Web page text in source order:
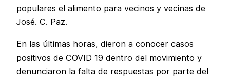
populares el alimento para vecinos y vecinas de
José. C. Paz.
En las últimas horas, dieron a conocer casos
positivos de COVID 19 dentro del movimiento y
denunciaron la falta de respuestas por parte del